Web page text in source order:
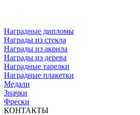
Наградные дипломы
Награды из стекла
Награды из акрила
Награды из дерева
Наградные тарелки
Наградные плакетки
Медали
Значки
Фрески
КОНТАКТЫ